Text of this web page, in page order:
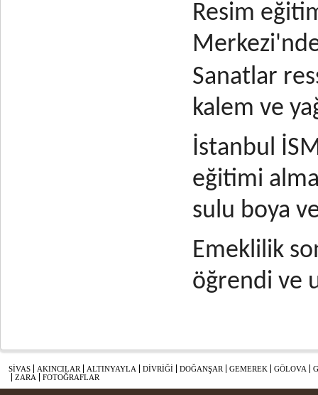
Resim
Sanatlar
kalem ve
İstanbul
eğitimi
sulu boya
Emeklilik
öğrendi ve
SİVAS AKINCILAR ALTINYAYLA DİVRİĞİ DOĞANŞAR GEMEREK GÖLOVA
ZARA
FOTOĞRAFLAR